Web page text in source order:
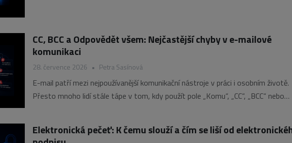
CC, BCC a Odpovědět všem: Nejčastější chyby v e-mailové
komunikaci
28. července 2026 • Petra Sasínová
E-mail patří mezi nejpoužívanější komunikační nástroje v práci i osobním životě.
Přesto mnoho lidí stále tápe v tom, kdy použít pole „Komu“, „CC“, „BCC“ nebo
Elektronická pečeť: K čemu slouží a čím se liší od